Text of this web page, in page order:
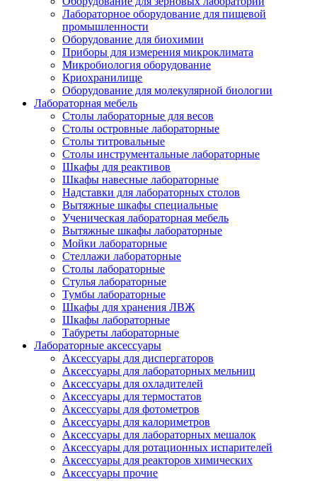
Лабораторное оборудование для пищевой
промышленности
Оборудование для биохимии
Приборы для измерения микроклимата
Микробиология оборудование
Криохранилище
Оборудование для молекулярной биологии
Лабораторная мебель
Столы лабораторные для весов
Столы островные лабораторные
Столы титровальные
Столы инструментальные лабораторные
Шкафы для реактивов
Шкафы навесные лабораторные
Надставки для лабораторных столов
Вытяжные шкафы специальные
Ученическая лабораторная мебель
Вытяжные шкафы лабораторные
Мойки лабораторные
Стеллажи лабораторные
Столы лабораторные
Стулья лабораторные
Тумбы лабораторные
Шкафы для хранения ЛВЖ
Шкафы лабораторные
Табуреты лабораторные
Лабораторные аксессуары
Аксессуары для диспергаторов
Аксессуары для лабораторных мельниц
Аксессуары для охладителей
Аксессуары для термостатов
Аксессуары для фотометров
Аксессуары для калориметров
Аксессуары для лабораторных мешалок
Аксессуары для ротационных испарителей
Аксессуары для реакторов химических
Аксессуары прочие